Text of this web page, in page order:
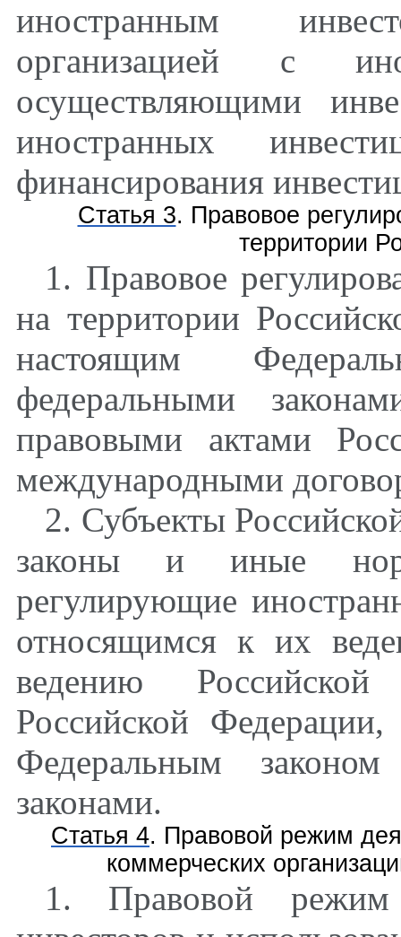
иностранным
организацией с
осуществляющими
иностранных
финансирования
Статья 3. Правовое
территории
1. Правовое
на территории
настоящим
федеральными
правовыми актами
международными
2. Субъекты
законы и иные
регулирующие
относящимся к их
ведению
Российской
Федеральным
законами.
Статья 4. Правовой режим
коммерческих
1. Правовой режим